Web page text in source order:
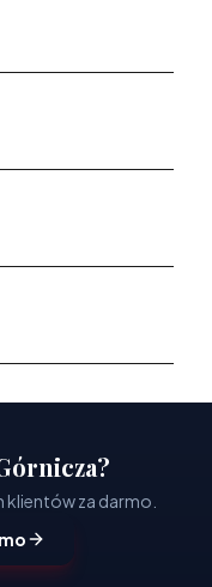
klientów za darmo.